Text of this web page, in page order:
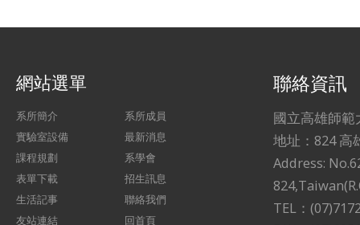
網站選單
系所簡介
系所成員
實驗室設備
最新消息
課程規劃
系學會
表單下載
招生訊息
生活記事
聯絡我們
友站連結
回首頁
聯絡資訊
國立高雄師
地址：824 高
Address:
TEL：